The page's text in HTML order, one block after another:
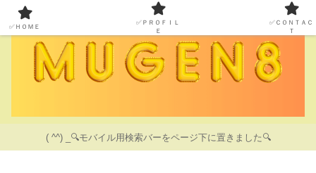
( ^^) _🔍モバイル用検索バーをページ下に置きました🔍
✅ＨＯＭＥ
✅ＰＲＯＦＩＬ
Ｅ
✅ＣＯＮＴＡＣ
Ｔ